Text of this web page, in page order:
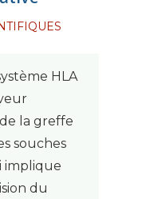
HLA
la greffe
souches
implique
du